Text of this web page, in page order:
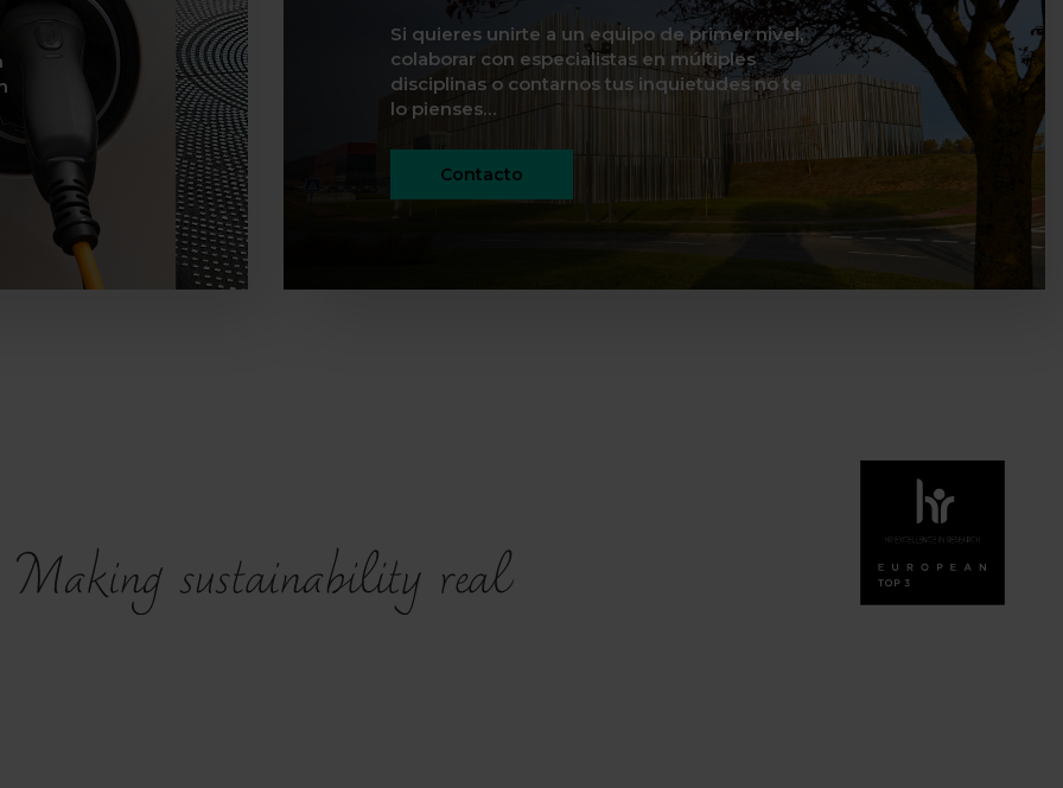
Si quieres unirte a un equipo de primer nivel,
colaborar con especialistas en múltiples
disciplinas o contarnos tus inquietudes no te
lo pienses…
Contacto